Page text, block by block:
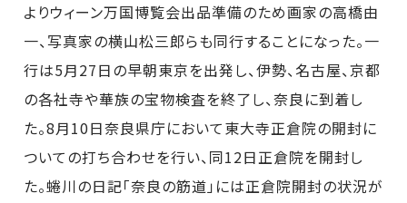
よりウィーン万国博覧会出品準備のため画家の高橋由
一、写真家の横山松三郎らも同行することになった。一
行は5月27日の早朝東京を出発し、伊勢、名古屋、京都
の各社寺や華族の宝物検査を終了し、奈良に到着し
た。8月10日奈良県庁において東大寺正倉院の開封に
ついての打ち合わせを行い、同12日正倉院を開封し
た。蜷川の日記「奈良の筋道」には正倉院開封の状況が